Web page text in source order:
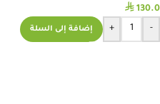
⃁ 130.0
-
+ إضافة إلى السلة